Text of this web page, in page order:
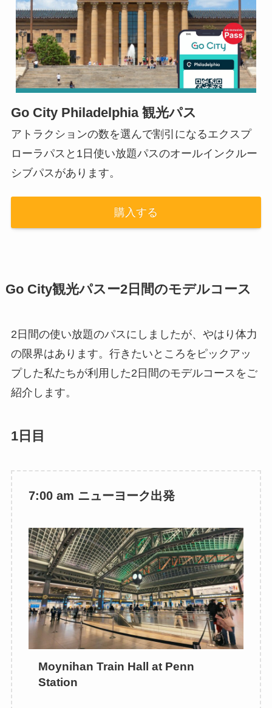
Go City Philadelphia 観光パス
アトラクションの数を選んで割引になるエクスプ
ローラパスと1日使い放題パスのオールインクルー
シブパスがあります。
購入する
Go City観光パスー2日間のモデルコース
2日間の使い放題のパスにしましたが、やはり体力
の限界はあります。行きたいところをピックアッ
プした私たちが利用した2日間のモデルコースをご
紹介します。
1日目
7:00 am ニューヨーク出発
Moynihan Train Hall at Penn
Station